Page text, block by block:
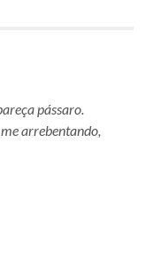
pássaro.
arrebentando,